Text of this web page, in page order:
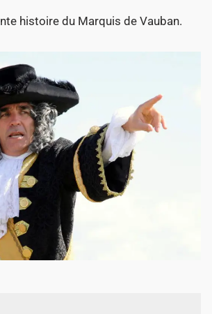
histoire du Marquis de Vauban.